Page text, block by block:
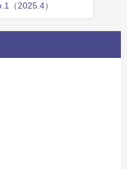
（2025.4）